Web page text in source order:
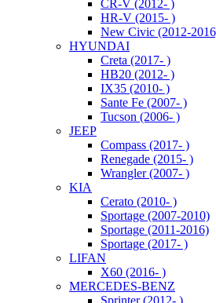
CR-V (2012- )
HR-V (2015- )
New Civic (2012-
HYUNDAI
Creta (2017- )
HB20 (2012- )
IX35 (2010- )
Sante Fe (2007- )
Tucson (2006- )
JEEP
Compass (2017- )
Renegade (2015- )
Wrangler (2007- )
KIA
Cerato (2010- )
Sportage (2007-2010)
Sportage (2011-2016)
Sportage (2017- )
LIFAN
X60 (2016- )
MERCEDES-BENZ
Sprinter (2012- )